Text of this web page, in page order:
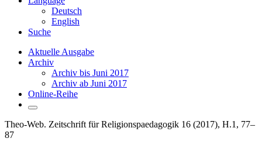
Deutsch
English
Suche
Aktuelle Ausgabe
Archiv
Archiv bis Juni 2017
Archiv ab Juni 2017
Online-Reihe
Theo-Web. Zeitschrift für Religionspaedagogik 16 (2017), H.1, 77–
87